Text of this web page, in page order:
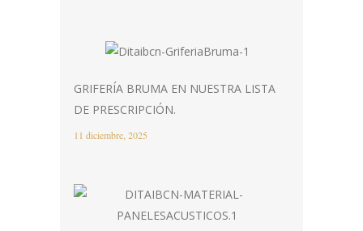
GRIFERÍA BRUMA EN NUESTRA LISTA
DE PRESCRIPCIÓN.
11 diciembre, 2025